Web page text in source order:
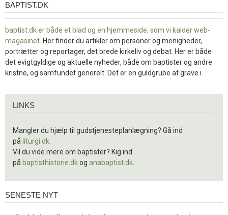
baptist.dk
BAPTIST.DK
baptist.dk er både et blad og en hjemmeside, som vi kalder web-
magasinet . Her finder du artikler om personer og menigheder,
portrætter og reportager, det brede kirkeliv og debat. Her er både
det evigtgyldige og aktuelle nyheder, både om baptister og andre
kristne, og samfundet generelt. Det er en guldgrube at grave i.
LINKS
Mangler du hjælp til gudstjenesteplanlægning? Gå ind
på liturgi.dk
Vil du vide mere om baptister? Kig ind
på baptisthistorie.dkog anabaptist.dk
Seneste
SENESTE NYT